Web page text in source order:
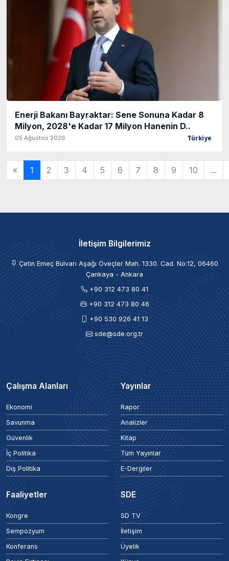
Enerji Bakanı Bayraktar: Sene Sonuna Kadar 8
Milyon, 2028'e Kadar 17 Milyon Hanenin D..
05 Ağustos 2026 Türkiye
« 1 2 3 4 5 6 7 8 9 10 ...
İletişim Bilgilerimiz
Çetin Emeç Bulvarı Aşağı Öveçler Mah. 1330. Cad. No:12, 06460
Çankaya - Ankara
+90 312 473 80 41
+90 312 473 80 46
+90 530 926 41 13
sde@sde.org.tr
Çalışma Alanları
Ekonomi
Savunma
Güvenlik
İç Politika
Dış Politika
Yayınlar
Rapor
Analizler
Kitap
Tüm Yayınlar
E-Dergiler
Faaliyetler
Kongre
Sempozyum
Konferans
SDE
SD TV
İletişim
Üyelik